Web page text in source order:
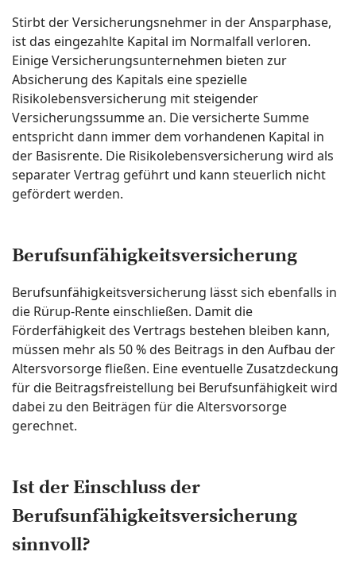
Stirbt der Versicherungsnehmer in der Ansparphase,
ist das eingezahlte Kapital im Normalfall verloren.
Einige Versicherungsunternehmen bieten zur
Absicherung des Kapitals eine spezielle
Risikolebensversicherung mit steigender
Versicherungssumme an. Die versicherte Summe
entspricht dann immer dem vorhandenen Kapital in
der Basisrente. Die Risikolebensversicherung wird als
separater Vertrag geführt und kann steuerlich nicht
gefördert werden.
Berufsunfähigkeitsversicherung
Berufsunfähigkeitsversicherung lässt sich ebenfalls in
die Rürup-Rente einschließen. Damit die
Förderfähigkeit des Vertrags bestehen bleiben kann,
müssen mehr als 50 % des Beitrags in den Aufbau der
Altersvorsorge fließen. Eine eventuelle Zusatzdeckung
für die Beitragsfreistellung bei Berufsunfähigkeit wird
dabei zu den Beiträgen für die Altersvorsorge
gerechnet.
Ist der Einschluss der
Berufsunfähigkeitsversicherung
sinnvoll?